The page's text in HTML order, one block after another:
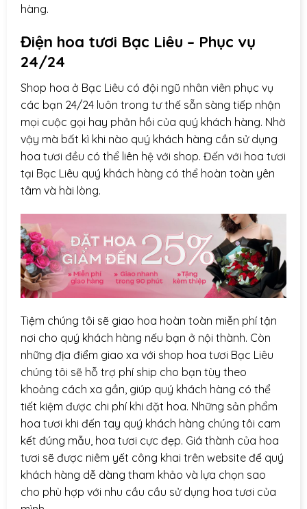
hàng.
Điện hoa tươi Bạc Liêu – Phục vụ
24/24
Shop hoa ở Bạc Liêu có đội ngũ nhân viên phục vụ
các bạn 24/24 luôn trong tư thế sẵn sàng tiếp nhận
mọi cuộc gọi hay phản hồi của quý khách hàng. Nhờ
vậy mà bất kì khi nào quý khách hàng cần sử dụng
hoa tươi đều có thể liên hệ với shop. Đến với hoa tươi
tại Bạc Liêu quý khách hàng có thể hoàn toàn yên
tâm và hài lòng.
Tiệm chúng tôi sẽ giao hoa hoàn toàn miễn phí tận
nơi cho quý khách hàng nếu bạn ở nội thành. Còn
những địa điểm giao xa với shop hoa tươi Bạc Liêu
chúng tôi sẽ hỗ trợ phí ship cho bạn tùy theo
khoảng cách xa gần, giúp quý khách hàng có thể
tiết kiệm được chi phí khi đặt hoa. Những sản phẩm
hoa tươi khi đến tay quý khách hàng chúng tôi cam
kết đúng mẫu, hoa tươi cực đẹp. Giá thành của hoa
tươi sẽ được niêm yết công khai trên website để quý
khách hàng dễ dàng tham khảo và lựa chọn sao
cho phù hợp với nhu cầu cầu sử dụng hoa tươi của